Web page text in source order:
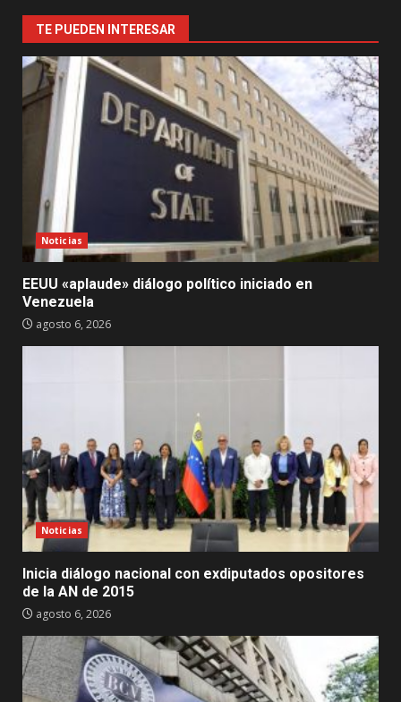
TE PUEDEN INTERESAR
Noticias
EEUU «aplaude» diálogo político iniciado en
Venezuela
agosto 6, 2026
Noticias
Inicia diálogo nacional con exdiputados opositores
de la AN de 2015
agosto 6, 2026